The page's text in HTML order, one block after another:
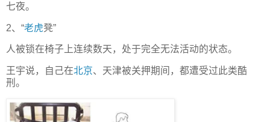
七夜。
2、“老虎凳”
人被锁在椅子上连续数天，处于完全无法活动的状态。
王宇说，自己在北京、天津被关押期间，都遭受过此类酷
刑。